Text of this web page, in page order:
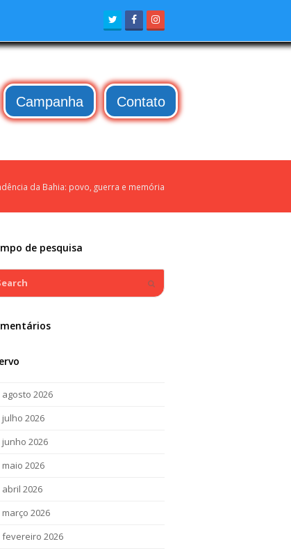
TwitterFacebook
Campanha Contato
da Bahia: povo, guerra e memória
de pesquisa
agosto 2026
julho 2026
junho 2026
maio 2026
abril 2026
março 2026
fevereiro 2026